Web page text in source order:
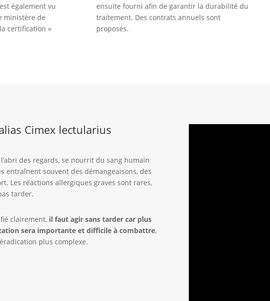
également vu
ministère de
certification «
ensuite fourni afin de garantir la durabilité du
traitement. Des contrats annuels sont
proposés.
Cimex lectularius
des regards, se nourrit du sang humain
entraînent souvent des démangeaisons, des
Les réactions allergiques graves sont rares,
tarder.
clairement, il faut agir sans tarder car plus
sera importante et difficile à combattre,
plus complexe.